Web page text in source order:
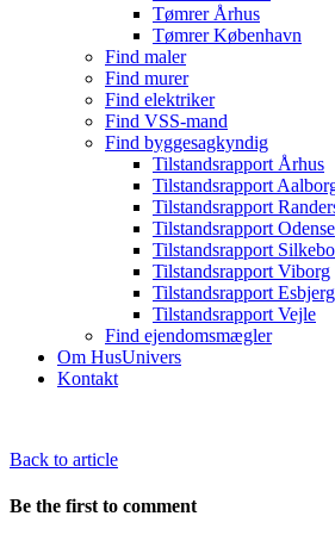
Tømrer Århus
Tømrer København
Find maler
Find murer
Find elektriker
Find VSS-mand
Find byggesagkyndig
Tilstandsrapport Århus
Tilstandsrapport
Tilstandsrapport
Tilstandsrapport Odense
Tilstandsrapport
Tilstandsrapport Viborg
Tilstandsrapport Esbjerg
Tilstandsrapport Vejle
Find ejendomsmægler
Om HusUnivers
Kontakt
Back to article
Be the first to comment